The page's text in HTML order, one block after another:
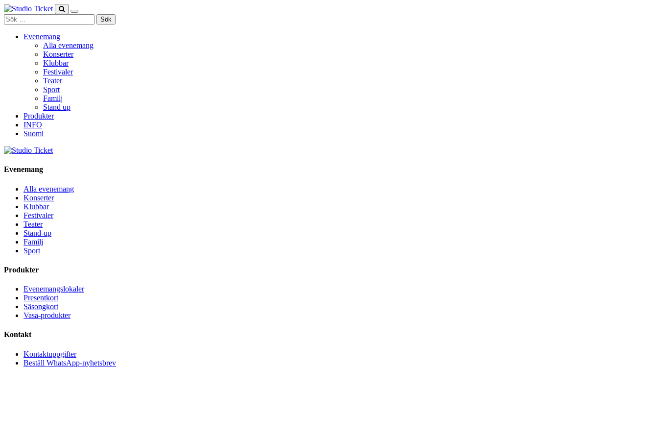
Skip
to
content
Sök
efter:
Evenemang
Alla evenemang
Konserter
Klubbar
Festivaler
Teater
Sport
Familj
Stand up
Produkter
INFO
Suomi
Evenemang
Alla evenemang
Konserter
Klubbar
Festivaler
Teater
Stand-up
Familj
Sport
Produkter
Evenemangslokaler
Presentkort
Säsongkort
Vasa-produkter
Kontakt
Kontaktuppgifter
Beställ WhatsApp-nyhetsbrev